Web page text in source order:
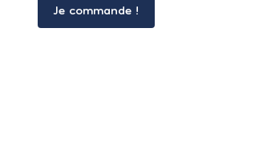
Je commande !